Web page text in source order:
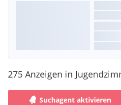
275 Anzeigen in
Suchagent aktivieren